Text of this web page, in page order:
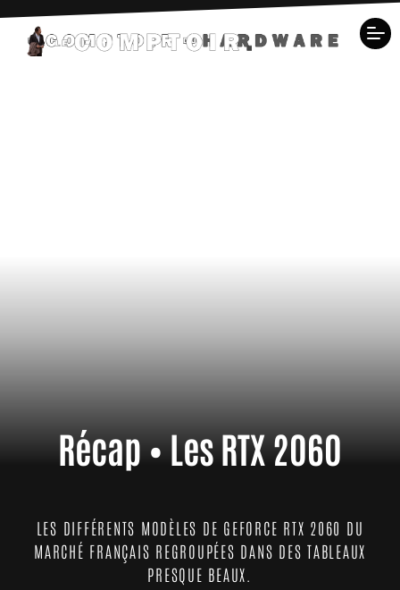
Récap • Les RTX 2060
LES DIFFÉRENTS MODÈLES DE GEFORCE RTX 2060 DU
MARCHÉ FRANÇAIS REGROUPÉES DANS DES TABLEAUX
PRESQUE BEAUX.